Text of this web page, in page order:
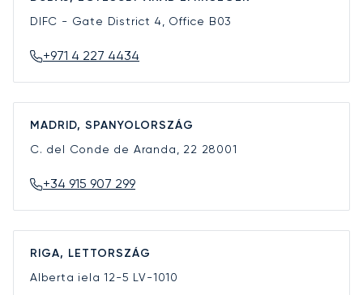
DIFC - Gate District 4, Office B03
+971 4 227 4434
MADRID, SPANYOLORSZÁG
C. del Conde de Aranda, 22 28001
+34 915 907 299
RIGA, LETTORSZÁG
Alberta iela 12-5 LV-1010